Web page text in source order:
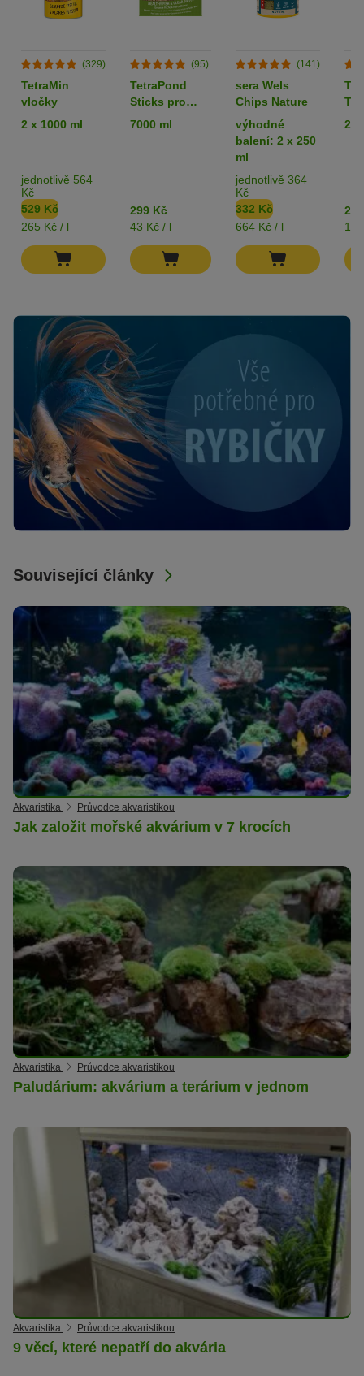
Související články
Akvaristika Průvodce akvaristikou
Jak založit mořské akvárium v 7 krocích
Akvaristika Průvodce akvaristikou
Paludárium: akvárium a terárium v jednom
Akvaristika Průvodce akvaristikou
9 věcí, které nepatří do akvária
(329)
TetraMin
vločky
2 x 1000 ml
jednotlivě 564
Kč
529 Kč
265 Kč / l
(95)
TetraPond
Sticks pro
jezírkové ryby
7000 ml
299 Kč
43 Kč / l
(141)
sera Wels
Chips Nature
výhodné
balení: 2 x 250
ml
jednotlivě 364
Kč
332 Kč
664 Kč / l
1